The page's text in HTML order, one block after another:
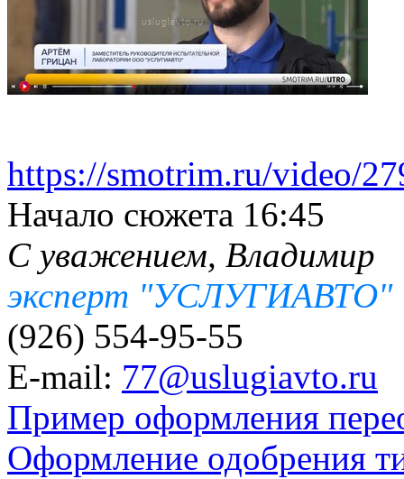
https://smotrim.ru/video/
Начало сюжета 16:45
С уважением, Владимир
эксперт "УСЛУГИАВТО"
(926) 554-95-55
E-mail: 77@uslugiavto.ru
Пример оформления
Оформление одобрения